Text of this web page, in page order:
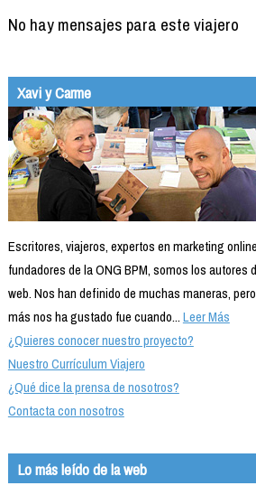
No hay mensajes para este viajero
Xavi y Carme
Escritores, viajeros, expertos en marketing
fundadores de la ONG BPM, somos los autores
web. Nos han definido de muchas maneras,
más nos ha gustado fue cuando...Leer Más
¿Quieres conocer nuestro proyecto?
Nuestro Currículum Viajero
¿Qué dice la prensa de nosotros?
Contacta con nosotros
Lo más leído de la web